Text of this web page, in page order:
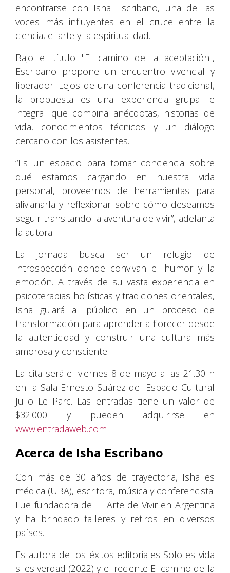
encontrarse con Isha Escribano, una de las
voces más influyentes en el cruce entre la
ciencia, el arte y la espiritualidad.
Bajo el título "El camino de la aceptación",
Escribano propone un encuentro vivencial y
liberador. Lejos de una conferencia tradicional,
la propuesta es una experiencia grupal e
integral que combina anécdotas, historias de
vida, conocimientos técnicos y un diálogo
cercano con los asistentes.
“Es un espacio para tomar conciencia sobre
qué estamos cargando en nuestra vida
personal, proveernos de herramientas para
alivianarla y reflexionar sobre cómo deseamos
seguir transitando la aventura de vivir”, adelanta
la autora.
La jornada busca ser un refugio de
introspección donde convivan el humor y la
emoción. A través de su vasta experiencia en
psicoterapias holísticas y tradiciones orientales,
Isha guiará al público en un proceso de
transformación para aprender a florecer desde
la autenticidad y construir una cultura más
amorosa y consciente.
La cita será el viernes 8 de mayo a las 21.30 h
en la Sala Ernesto Suárez del Espacio Cultural
Julio Le Parc. Las entradas tiene un valor de
$32.000 y pueden adquirirse en
www.entradaweb.com
Acerca de Isha Escribano
Con más de 30 años de trayectoria, Isha es
médica (UBA), escritora, música y conferencista.
Fue fundadora de El Arte de Vivir en Argentina
y ha brindado talleres y retiros en diversos
países.
Es autora de los éxitos editoriales Solo es vida
si es verdad (2022) y el reciente El camino de la